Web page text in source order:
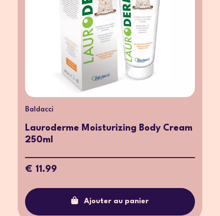
Baldacci
Lauroderme Moisturizing Body Cream
250ml
€ 11.99
Ajouter au panier